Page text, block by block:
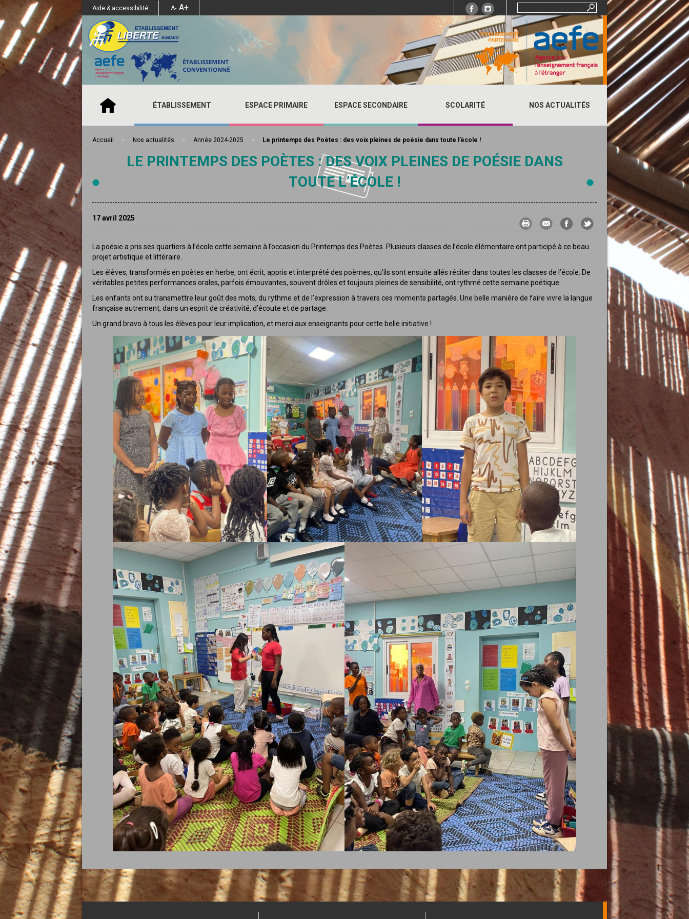
Aide & accessibilité A- A+
ÉTABLISSEMENT ESPACE PRIMAIRE ESPACE SECONDAIRE SCOLARITÉ NOS ACTUALITÉS
Accueil > Nos actualités > Année 2024-2025 > Le printemps des Poètes : des voix pleines de poésie dans toute l’école !
LE PRINTEMPS DES POÈTES : DES VOIX PLEINES DE POÉSIE DANS
TOUTE L’ÉCOLE !
17 avril 2025
La poésie a pris ses quartiers à l’école cette semaine à l’occasion du Printemps des Poètes. Plusieurs classes de l’école élémentaire ont participé à ce beau
projet artistique et littéraire.
Les élèves, transformés en poètes en herbe, ont écrit, appris et interprété des poèmes, qu’ils sont ensuite allés réciter dans toutes les classes de l’école. De
véritables petites performances orales, parfois émouvantes, souvent drôles et toujours pleines de sensibilité, ont rythmé cette semaine poétique.
Les enfants ont su transmettre leur goût des mots, du rythme et de l’expression à travers ces moments partagés. Une belle manière de faire vivre la langue
française autrement, dans un esprit de créativité, d’écoute et de partage.
Un grand bravo à tous les élèves pour leur implication, et merci aux enseignants pour cette belle initiative !